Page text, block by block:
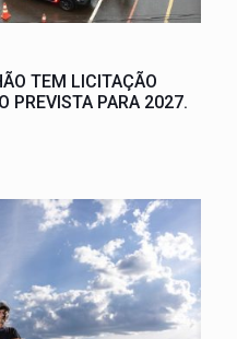
TEM LICITAÇÃO
PREVISTA PARA 2027.